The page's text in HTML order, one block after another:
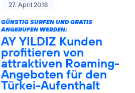
27. April 2018
GÜNSTIG SURFEN UND GRATIS
ANGERUFEN WERDEN:
AY YILDIZ Kunden
profitieren von
attraktiven Roaming-
Angeboten für den
Türkei-Aufenthalt